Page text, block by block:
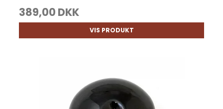
389,00 DKK
VIS PRODUKT